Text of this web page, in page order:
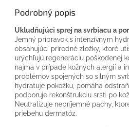
Podrobný popis
Ukludňujúci sprej na svrbiacu a
Jemný prípravok s intenzívnym
obsahujúci prírodné zložky, ktoré
urýchľujú regeneráciu poškodenej
najmä v prípade kožných alergií a
problémov spojených so silným
hydratuje pokožku, pomáha
podporuje rekonštrukciu srsti po
Neutralizuje nepríjemné pachy,
priebehu dermatóz.